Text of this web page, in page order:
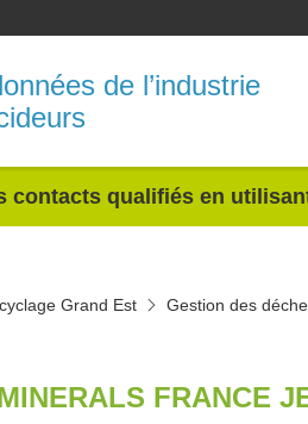
de l’industrie
contacts qualifiés en
Grand Est
Gestion des
FRANCE